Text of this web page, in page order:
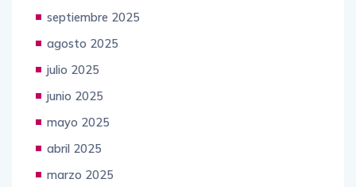
septiembre 2025
agosto 2025
julio 2025
junio 2025
mayo 2025
abril 2025
marzo 2025